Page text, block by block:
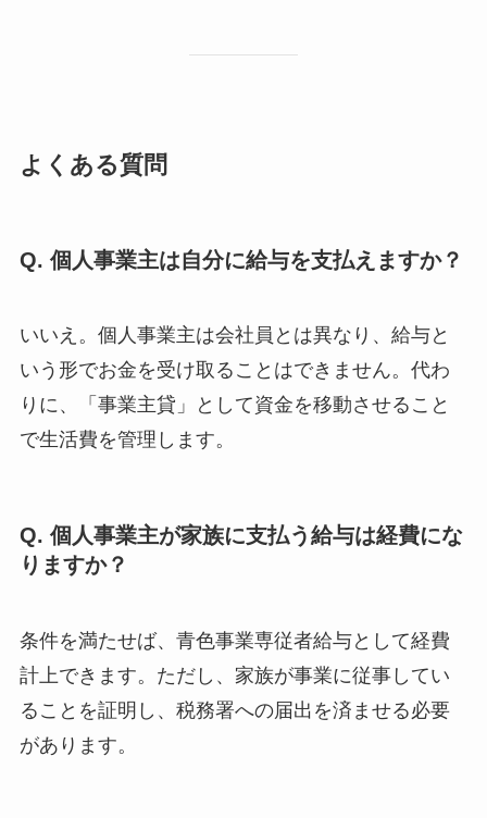
よくある質問
Q. 個人事業主は自分に給与を支払えますか？
いいえ。個人事業主は会社員とは異なり、給与と
いう形でお金を受け取ることはできません。代わ
りに、「事業主貸」として資金を移動させること
で生活費を管理します。
Q. 個人事業主が家族に支払う給与は経費にな
りますか？
条件を満たせば、青色事業専従者給与として経費
計上できます。ただし、家族が事業に従事してい
ることを証明し、税務署への届出を済ませる必要
があります。